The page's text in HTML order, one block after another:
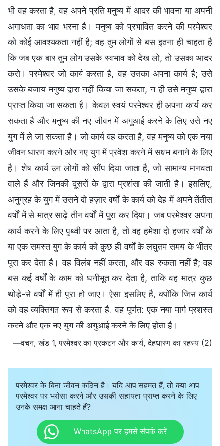
भी वह करता है, वह अपने प्रति मनुष्य में आदर की भावना या अपनी
अगाधता का भाव भरना है। मनुष्य को प्रभावित करने की परमेश्वर
को कोई आवश्यकता नहीं है; वह तुम लोगों से बस इतना ही चाहता है
कि जब एक बार तुम लोग उसके स्वभाव को देख लो, तो उसका आदर
करो। परमेश्वर जो कार्य करता है, वह उसका अपना कार्य है; उसे
उसके बजाय मनुष्य द्वारा नहीं किया जा सकता, न ही उसे मनुष्य द्वारा
प्राप्त किया जा सकता है। केवल स्वयं परमेश्वर ही अपना कार्य कर
सकता है और मनुष्य की नए जीवन में अगुआई करने के लिए उसे नए
युग में ले जा सकता है। जो कार्य वह करता है, वह मनुष्य को एक नया
जीवन धारण करने और नए युग में प्रवेश करने में सक्षम बनाने के लिए
है। शेष कार्य उन लोगों को सौंप दिया जाता है, जो सामान्य मानवता
वाले हैं और जिनकी दूसरों के द्वारा प्रशंसा की जाती है। इसलिए,
अनुग्रह के युग में उसने दो हज़ार वर्षों के कार्य को देह में अपने तेंतीस
वर्षों में से मात्र साढ़े तीन वर्षों में पूरा कर दिया। जब परमेश्वर अपना
कार्य करने के लिए पृथ्वी पर आता है, तो वह हमेशा दो हजार वर्षों के
या एक समस्त युग के कार्य को कुछ ही वर्षों के लघुतम समय के भीतर
पूरा कर देता है। वह विलंब नहीं करता, और वह रुकता नहीं है; वह
बस कई वर्षों के काम को घनीभूत कर देता है, ताकि वह मात्र कुछ
थोड़े-से वर्षों में ही पूरा हो जाए। ऐसा इसलिए है, क्योंकि जिस कार्य
को वह व्यक्तिगत रूप से करता है, वह पूर्णत: एक नया मार्ग प्रशस्त
करने और एक नए युग की अगुआई करने के लिए होता है।
—वचन, खंड 1, परमेश्वर का प्रकटन और कार्य, देहधारण का रहस्य (2)
परमेश्वर के बिना जीवन कठिन है। यदि आप सहमत हैं, तो क्या आप
परमेश्वर पर भरोसा करने और उसकी सहायता प्राप्त करने के लिए
उनके समक्ष आना चाहते हैं?
WhatsApp पर हमसे संपर्क करें